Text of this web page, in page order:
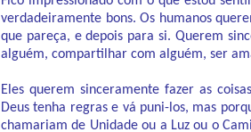
verdadeiramente bons. Os humanos
que pareça, e depois para si. Querem
alguém, compartilhar com alguém, ser
Eles querem sinceramente fazer as
Deus tenha regras e vá puni-los, mas
chamariam de Unidade ou a Luz ou o